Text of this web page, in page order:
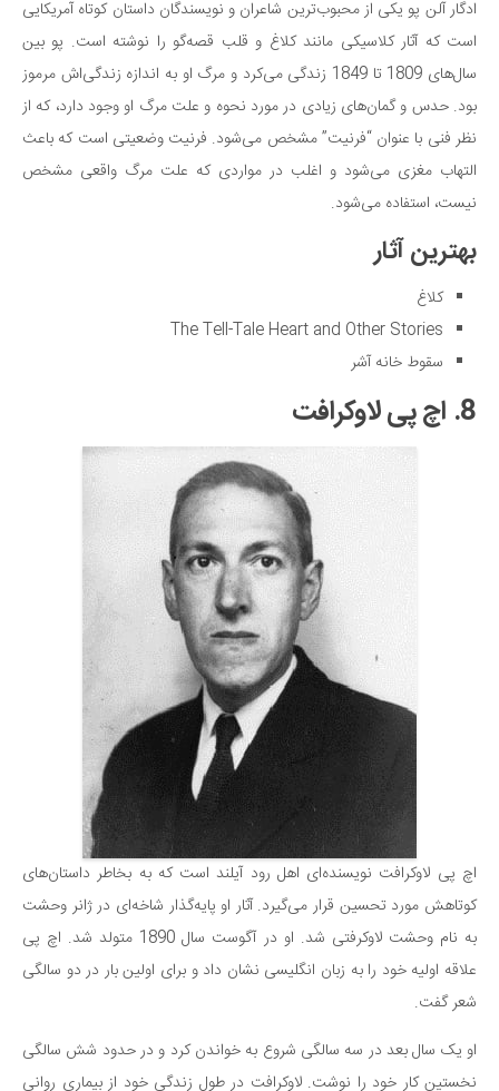
ادگار آلن پو یکی از محبوب‌ترین شاعران و نویسندگان داستان کوتاه آمریکایی
است که آثار کلاسیکی مانند کلاغ و قلب قصه‌گو را نوشته است. پو بین
سال‌های 1809 تا 1849 زندگی می‌کرد و مرگ او به اندازه زندگی‌اش مرموز
بود. حدس و گمان‌های زیادی در مورد نحوه و علت مرگ او وجود دارد، که از
نظر فنی با عنوان “فرنیت” مشخص می‌شود‌. فرنیت وضعیتی است که باعث
التهاب مغزی می‌شود و اغلب در مواردی که علت مرگ واقعی مشخص
نیست، استفاده می‌شود.
بهترین آثار
کلاغ
The Tell-Tale Heart and Other Stories
سقوط خانه آشر
8. اچ پی لاوکرافت
اچ پی لاوکرافت نویسنده‌ای اهل رود آیلند است که به بخاطر داستان‌های
کوتاهش مورد تحسین قرار می‌گیرد. آثار او پایه‌گذار شاخه‌ای در ژانر وحشت
به نام وحشت لاوکرفتی شد. او در آگوست سال 1890 متولد شد. اچ پی
علاقه اولیه خود را به زبان انگلیسی نشان داد و برای اولین بار در دو سالگی
شعر گفت.
او یک سال بعد در سه سالگی شروع به خواندن کرد و در حدود شش سالگی
نخستین کار خود را نوشت. لاوکرافت در طول زندگی خود از بیماری روانی